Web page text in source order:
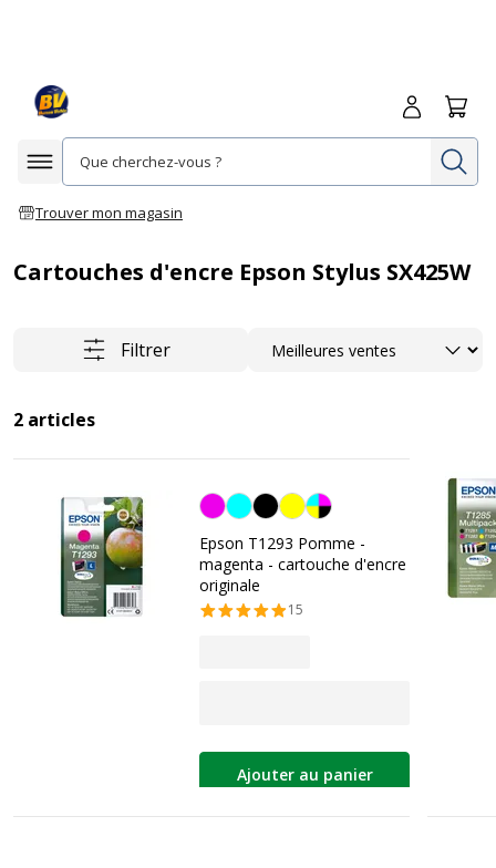
Afficher la navigation
Trouver mon magasin
Me
Cartouches d'encre Epson Stylus SX425W
Filtrer Trier
2 articles
Magenta
Epson T1293 Pomme -
magenta - cartouche d'encre
originale
15
Ajouter au panier